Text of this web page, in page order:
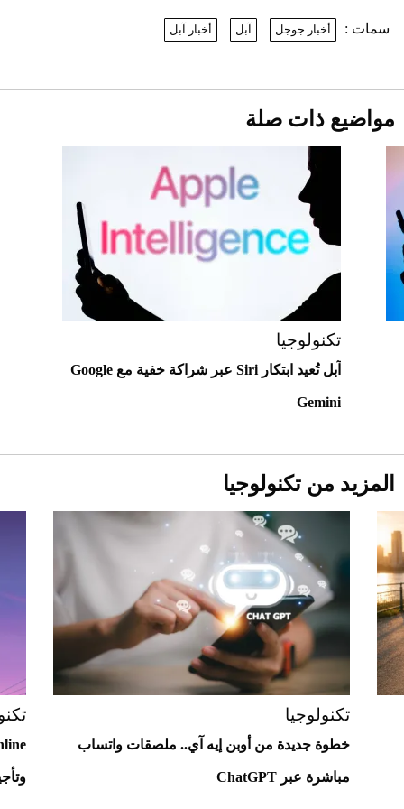
أغلى 10 عطور في العالم للرجال تمنحك فخامة
استثنائية
Aston Martin Valiant: على هوى الأبطال
Comeback" في جدة (فيديو)
2026-07-25
"بوجاتي ميسترال" الاستثنائية للبيع في
سمات : أخبار جوجل آبل أخبار آبل
مواضيع ذات صلة
تكنولوجيا
آبل تُعيد ابتكار Siri عبر شراكة خفية مع Google
Gemini
المزيد من تكنولوجيا
تكنولوجيا
خطوة جديدة من أوبن إيه آي.. ملصقات واتساب
مباشرة عبر ChatGPT